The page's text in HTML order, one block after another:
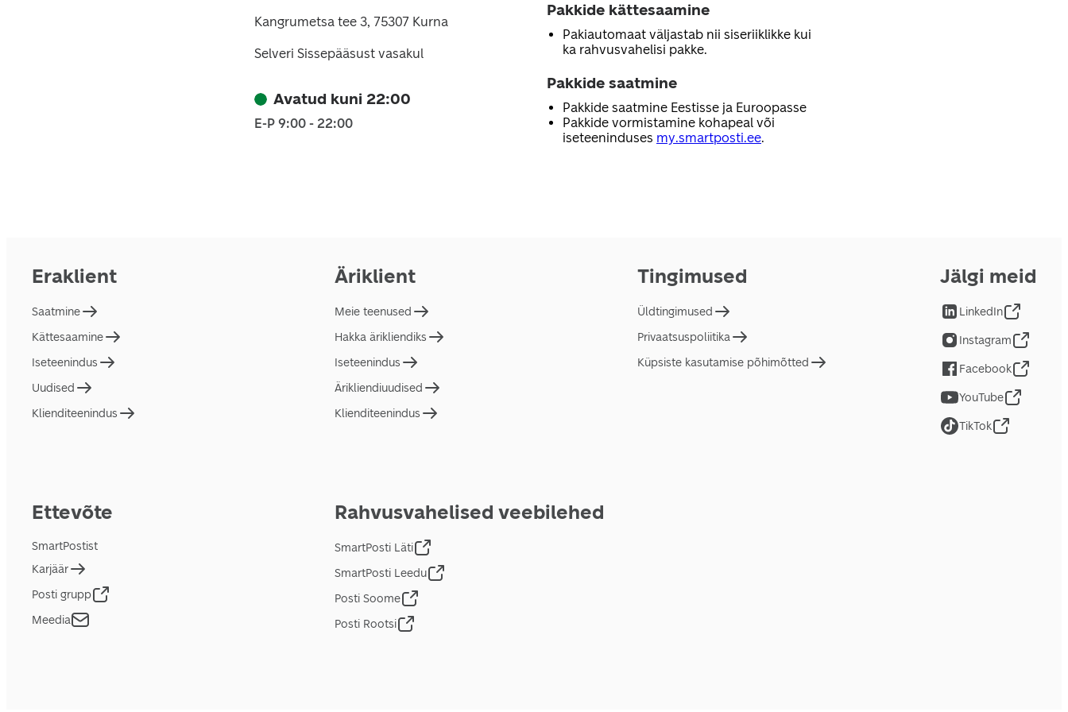
Kangrumetsa tee 3, 75307 Kurna
Selveri Sissepääsust vasakul
Avatud kuni 22:00
E-P 9:00 - 22:00
Pakkide kättesaamine
Pakiautomaat väljastab nii siseriiklikke kui
ka rahvusvahelisi pakke.
Pakkide saatmine
Pakkide saatmine Eestisse ja Euroopasse
Pakkide vormistamine kohapeal või
iseteeninduses my.smartposti.ee.
Eraklient
Saatmine
Kättesaamine
Iseteenindus
Uudised
Klienditeenindus
Äriklient
Meie teenused
Hakka ärikliendiks
Iseteenindus
Ärikliendiuudised
Klienditeenindus
Tingimused
Üldtingimused
Privaatsuspoliitika
Küpsiste kasutamise põhimõtted
Ettevõte
SmartPostist
Karjäär
Posti grupp
Meedia
Rahvusvahelised veebilehed
SmartPosti Läti
SmartPosti Leedu
Posti Soome
Posti Rootsi
Jälgi meid
LinkedIn
Instagram
Facebook
YouTube
TikTok